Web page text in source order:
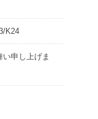
K24
申し上げま